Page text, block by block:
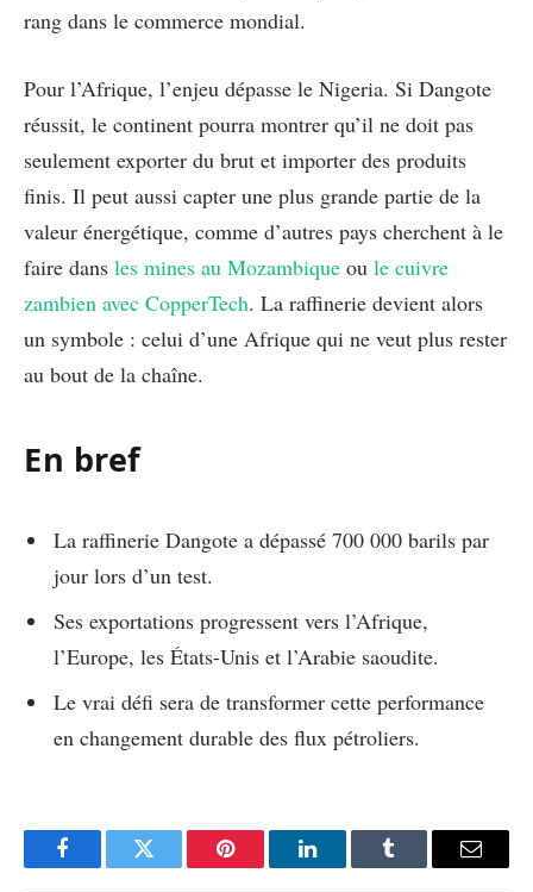
rang dans le commerce mondial.
Pour l’Afrique, l’enjeu dépasse le Nigeria. Si Dangote
réussit, le continent pourra montrer qu’il ne doit pas
seulement exporter du brut et importer des produits
finis. Il peut aussi capter une plus grande partie de la
valeur énergétique, comme d’autres pays cherchent à le
faire dans les mines au Mozambique ou le cuivre
zambien avec CopperTech. La raffinerie devient alors
un symbole : celui d’une Afrique qui ne veut plus rester
au bout de la chaîne.
En bref
La raffinerie Dangote a dépassé 700 000 barils par
jour lors d’un test.
Ses exportations progressent vers l’Afrique,
l’Europe, les États-Unis et l’Arabie saoudite.
Le vrai défi sera de transformer cette performance
en changement durable des flux pétroliers.
FacebookTwitter Pinterest LinkedInTumblr Email